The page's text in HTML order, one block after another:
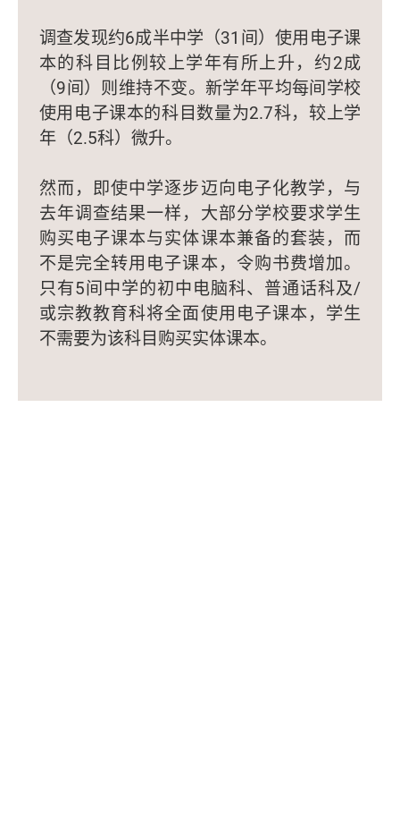
调查发现约6成半中学（31间）使用电子课
本的科目比例较上学年有所上升，约2成
（9间）则维持不变。新学年平均每间学校
使用电子课本的科目数量为2.7科，较上学
年（2.5科）微升。
然而，即使中学逐步迈向电子化教学，与
去年调查结果一样，大部分学校要求学生
购买电子课本与实体课本兼备的套装，而
不是完全转用电子课本，令购书费增加。
只有5间中学的初中电脑科、普通话科及/
或宗教教育科将全面使用电子课本，学生
不需要为该科目购买实体课本。